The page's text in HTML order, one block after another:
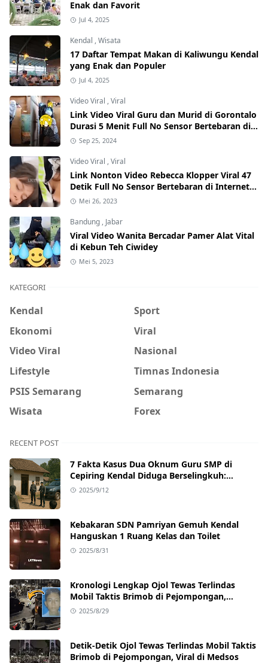
Enak dan Favorit
Jul 4, 2025
Kendal ,Wisata
17 Daftar Tempat Makan di Kaliwungu Kendal
yang Enak dan Populer
Jul 4, 2025
Video Viral ,Viral
Link Video Viral Guru dan Murid di Gorontalo
Durasi 5 Menit Full No Sensor Bertebaran di
Internet, Hati-Hati Phising!
Sep 25, 2024
Video Viral ,Viral
Link Nonton Video Rebecca Klopper Viral 47
Detik Full No Sensor Bertebaran di Internet,
Hati-Hati Phising!
Mei 26, 2023
Bandung , Jabar
Viral Video Wanita Bercadar Pamer Alat Vital
di Kebun Teh Ciwidey
Mei 5, 2023
KATEGORI
Kendal
Sport
Ekonomi
Viral
Video Viral
Nasional
Lifestyle
Timnas Indonesia
PSIS Semarang
Semarang
Wisata
Forex
RECENT POST
7 Fakta Kasus Dua Oknum Guru SMP di
Cepiring Kendal Diduga Berselingkuh:
Kronologi, Pengakuan, hingga Sanksi
2025/9/12
Kebakaran SDN Pamriyan Gemuh Kendal
Hanguskan 1 Ruang Kelas dan Toilet
2025/8/31
Kronologi Lengkap Ojol Tewas Terlindas
Mobil Taktis Brimob di Pejompongan,
Ternyata Sedang Antar Orderan
2025/8/29
Detik-Detik Ojol Tewas Terlindas Mobil Taktis
Brimob di Pejompongan, Viral di Medsos